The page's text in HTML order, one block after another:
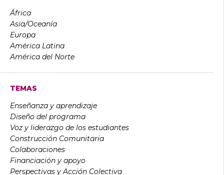
África
Asia/Oceanía
Europa
América Latina
América del Norte
TEMAS
Enseñanza y aprendizaje
Diseño del programa
Voz y liderazgo de los estudiantes
Construcción Comunitaria
Colaboraciones
Financiación y apoyo
Perspectivas y Acción Colectiva